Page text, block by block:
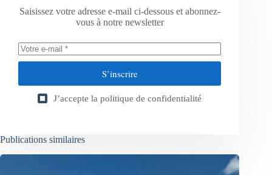
Saisissez votre adresse e-mail ci-dessous et abonnez-
vous à notre newsletter
S’inscrire
J’accepte la politique de confidentialité
Publications similaires